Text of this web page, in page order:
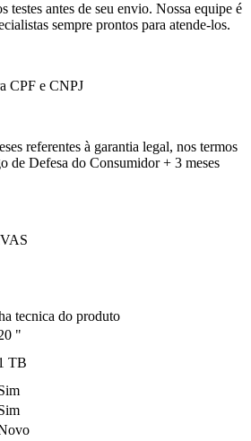
testes antes de seu envio. Nossa equipe é
sempre prontos para atende-los.
CPF e CNPJ
referentes à garantia legal, nos termos
de Defesa do Consumidor + 3 meses
tecnica do produto
"
TB